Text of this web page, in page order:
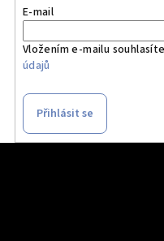
E-mail
Vložením e-mailu
údajů
Přihlásit se